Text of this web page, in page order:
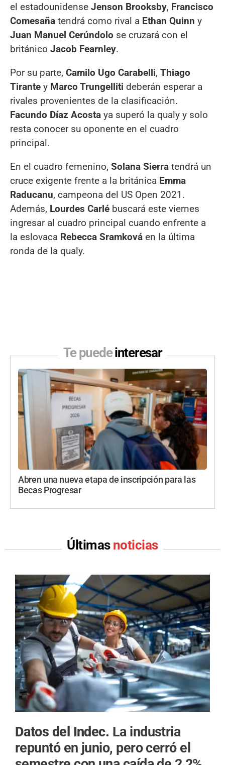
el estadounidense Jenson Brooksby, Francisco
Comesaña tendrá como rival a Ethan Quinn y
Juan Manuel Cerúndolo se cruzará con el
británico Jacob Fearnley.
Por su parte, Camilo Ugo Carabelli, Thiago
Tirante y Marco Trungelliti deberán esperar a
rivales provenientes de la clasificación.
Facundo Díaz Acosta ya superó la qualy y solo
resta conocer su oponente en el cuadro
principal.
En el cuadro femenino, Solana Sierra tendrá un
cruce exigente frente a la británica Emma
Raducanu, campeona del US Open 2021.
Además, Lourdes Carlé buscará este viernes
ingresar al cuadro principal cuando enfrente a
la eslovaca Rebecca Sramková en la última
ronda de la qualy.
Te puedeinteresar
Abren una nueva etapa de inscripción para las
Becas Progresar
Últimas noticias
Datos del Indec. La industria
repuntó en junio, pero cerró el